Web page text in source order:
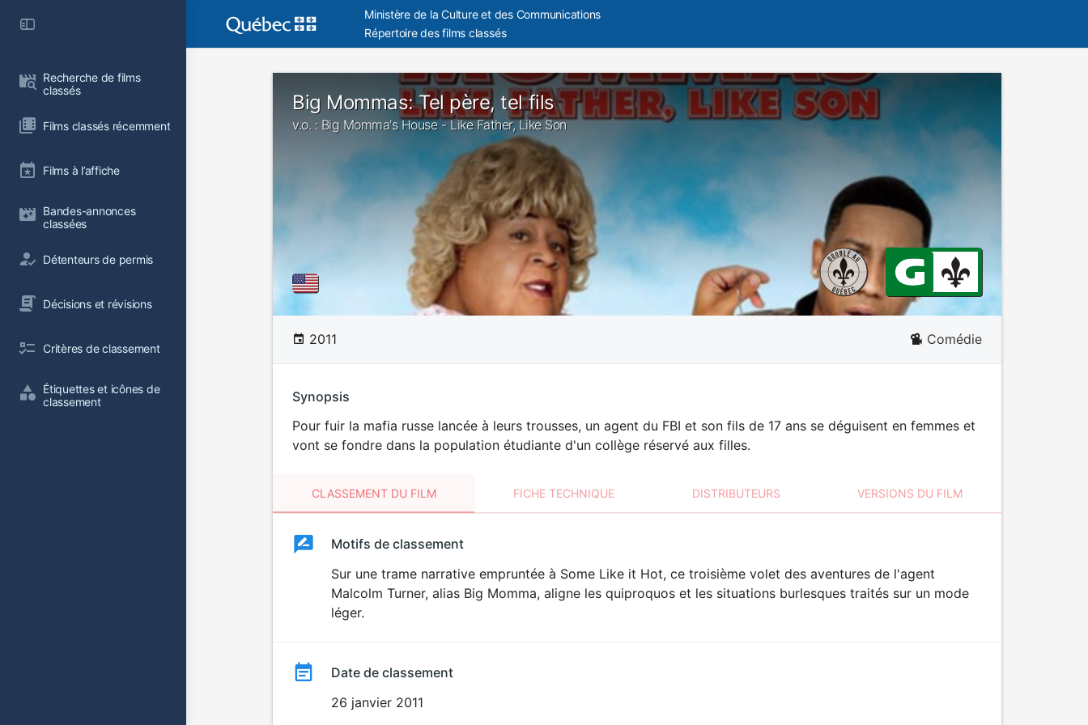
Recherche de films
classés
Films classés récemment
Films à l’affiche
Bandes-annonces
classées
Détenteurs de permis
Décisions et révisions
Critères de classement
Étiquettes et icônes de
classement
Ministère de la Culture et des Communications
Répertoire des films classés
Big Mommas: Tel père, tel fils
v.o. : Big Momma's House - Like Father, Like Son
2011 Comédie
Synopsis
Pour fuir la mafia russe lancée à leurs trousses, un agent du FBI et son fils de 17 ans se déguisent en femmes et
vont se fondre dans la population étudiante d'un collège réservé aux filles.
CLASSEMENT DU FILM FICHE TECHNIQUE DISTRIBUTEURS VERSIONS DU FILM
ClassementClassement
Motifs de classement
Sur une trame narrative empruntée à Some Like it Hot, ce troisième volet des aventures de l'agent
Malcolm Turner, alias Big Momma, aligne les quiproquos et les situations burlesques traités sur un mode
léger.
Date de classement
26 janvier 2011